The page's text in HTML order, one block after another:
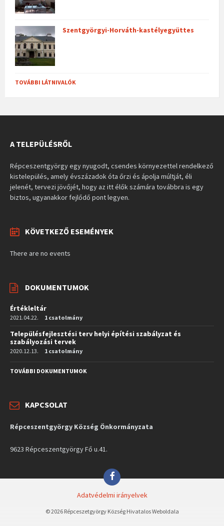
Szentgyörgyi-Horváth-kastélyegyüttes
TOVÁBBI LÁTNIVALÓK
A TELEPÜLÉSRŐL
Répceszentgyörgy egy nyugodt, csendes környezettel rendelkező
kistelepülés, amely évszázadok óta őrzi és ápolja múltját, éli
jelenét, tervezi jövőjét, hogy az itt élők számára továbbra is egy
biztos, ugyanakkor fejlődő pont legyen.
KÖVETKEZŐ ESEMÉNYEK
There are no events
DOKUMENTUMOK
Értékleltár
2021.04.22. 1 csatolmány
Településfejlesztési terv helyi építési szabályzat és
szabályozási tervek
2020.12.13. 1 csatolmány
TOVÁBBI DOKUMENTUMOK
KAPCSOLAT
Répceszentgyörgy Község Önkormányzata
9623 Répceszentgyörgy Fő u.41.
Facebook
Adatvédelmi irányelvek
© 2026 Répceszetgyörgy Község Hivatalos Weboldala